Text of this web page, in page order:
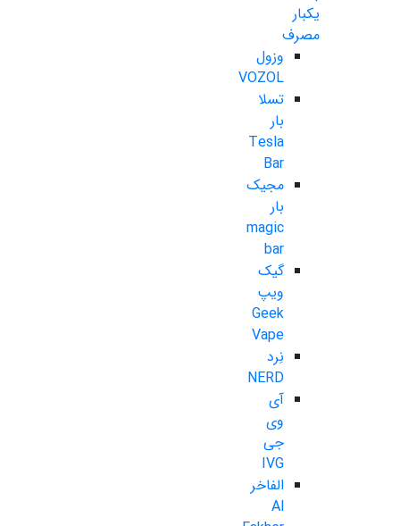
یکبار
مصرف
وزول
VOZOL
تسلا
بار
Tesla
Bar
مجیک
بار
magic
bar
گیک
ویپ
Geek
Vape
نِرد
NERD
آی
وی
جی
IVG
الفاخر
Al